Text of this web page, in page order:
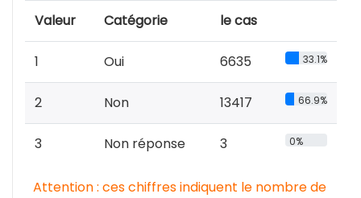
Valeur Catégorie le cas
1 Oui 6635 33.1%
2 Non 13417 66.9%
3 Non réponse 3 0%
Attention : ces chiffres indiquent le nombre de